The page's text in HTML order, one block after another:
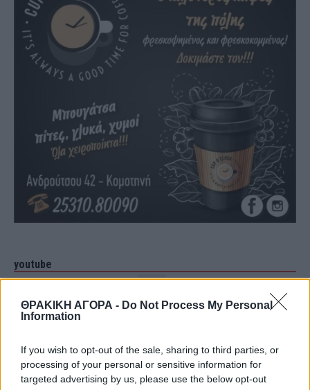
ΘΡΑΚΙΚΗ ΑΓΟΡΑ - Do Not Process My Personal
Information
If you wish to opt-out of the sale, sharing to third parties, or
processing of your personal or sensitive information for
targeted advertising by us, please use the below opt-out
youtube